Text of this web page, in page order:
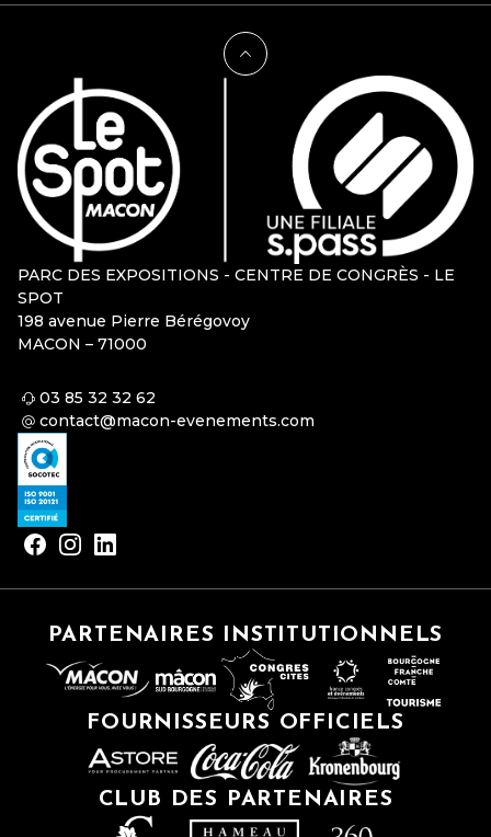
PARC DES EXPOSITIONS - CENTRE DE CONGRÈS - LE
SPOT
198 avenue Pierre Bérégovoy
MACON – 71000
03 85 32 32 62
contact@macon-evenements.com
PARTENAIRES INSTITUTIONNELS
FOURNISSEURS OFFICIELS
CLUB DES PARTENAIRES